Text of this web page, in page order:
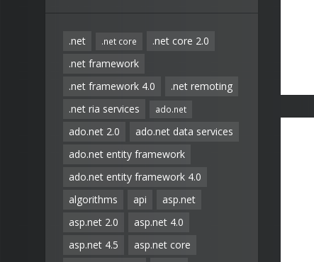
.net .net core
.net core 2.0
.net framework
.net framework 4.0
.net remoting
.net ria services
ado.net
ado.net 2.0
ado.net data services
ado.net entity framework
ado.net entity framework 4.0
algorithms
api
asp.net
asp.net 2.0
asp.net 4.0
asp.net 4.5
asp.net core